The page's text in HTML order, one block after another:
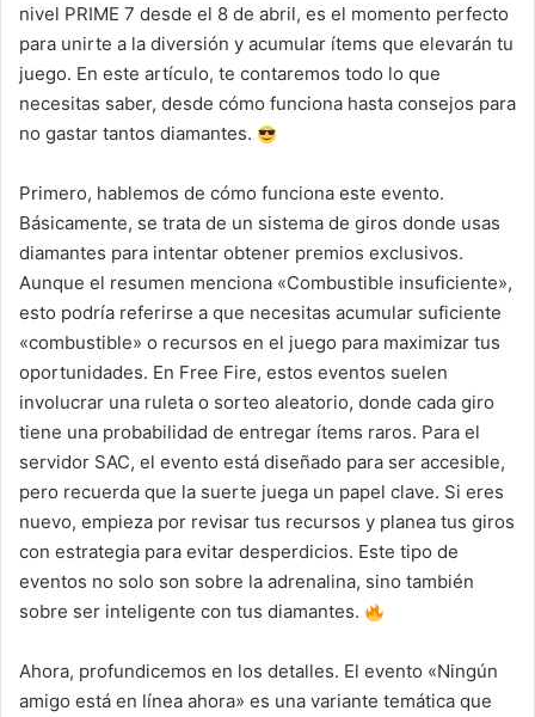
nivel PRIME 7 desde el 8 de abril, es el momento perfecto
para unirte a la diversión y acumular ítems que elevarán tu
juego. En este artículo, te contaremos todo lo que
necesitas saber, desde cómo funciona hasta consejos para
no gastar tantos diamantes.
Primero, hablemos de cómo funciona este evento.
Básicamente, se trata de un sistema de giros donde usas
diamantes para intentar obtener premios exclusivos.
Aunque el resumen menciona «Combustible insuficiente»,
esto podría referirse a que necesitas acumular suficiente
«combustible» o recursos en el juego para maximizar tus
oportunidades. En Free Fire, estos eventos suelen
involucrar una ruleta o sorteo aleatorio, donde cada giro
tiene una probabilidad de entregar ítems raros. Para el
servidor SAC, el evento está diseñado para ser accesible,
pero recuerda que la suerte juega un papel clave. Si eres
nuevo, empieza por revisar tus recursos y planea tus giros
con estrategia para evitar desperdicios. Este tipo de
eventos no solo son sobre la adrenalina, sino también
sobre ser inteligente con tus diamantes.
Ahora, profundicemos en los detalles. El evento «Ningún
amigo está en línea ahora» es una variante temática que